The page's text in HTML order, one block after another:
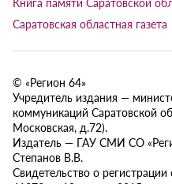
Саратовская областная газета
© «Регион 64»
Учредитель издания —
коммуникаций Саратовской
Московская, д.72).
Издатель — ГАУ СМИ СО
Степанов В.В.
Свидетельство о